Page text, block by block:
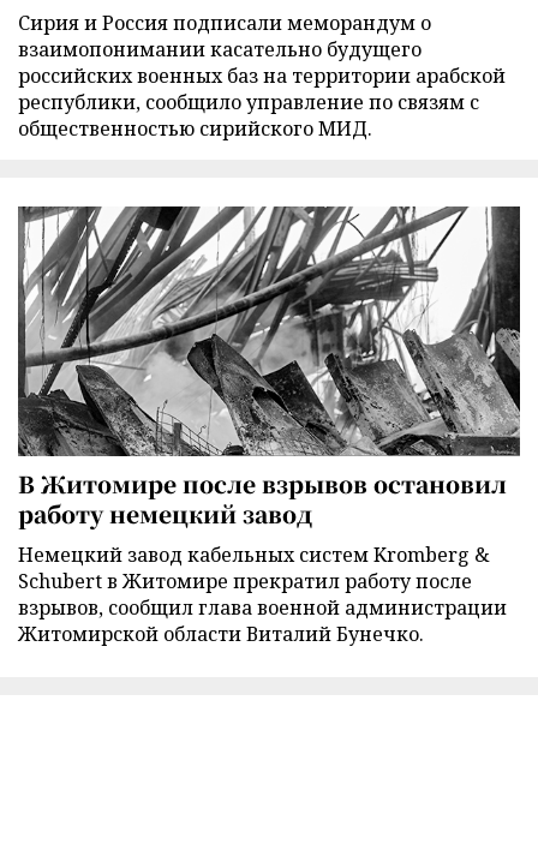
Сирия и Россия подписали меморандум о
взаимопонимании касательно будущего
российских военных баз на территории арабской
республики, сообщило управление по связям с
общественностью сирийского МИД.
В Житомире после взрывов остановил
работу немецкий завод
Немецкий завод кабельных систем Kromberg &
Schubert в Житомире прекратил работу после
взрывов, сообщил глава военной администрации
Житомирской области Виталий Бунечко.